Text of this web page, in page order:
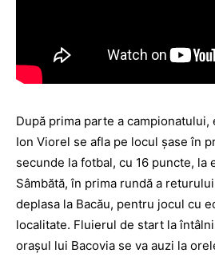
După prima parte a campionatului,
Ion Viorel se afla pe locul şase în
secunde la fotbal, cu 16 puncte, la
Sâmbătă, în prima rundă a
deplasa la Bacău, pentru jocul cu
localitate. Fluierul de start la
oraşul lui Bacovia se va auzi la